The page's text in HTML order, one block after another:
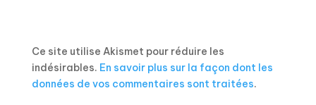
Ce site utilise Akismet pour réduire les
indésirables. En savoir plus sur la façon dont les
données de vos commentaires sont traitées.